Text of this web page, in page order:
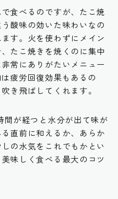
食べるのですが、たこ焼
酸味の効いた味わいなの
す。火を使わずにメイン
たこ焼きを焼くのに集中
常にありがたいメニュー
疲労回復効果もあるの
き飛ばしてくれます。
が経つと水分が出て味が
直前に和えるか、あらか
の水気をこれでもかとい
味しく食べる最大のコツ